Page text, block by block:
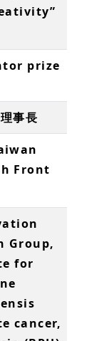
prize
事長
Front
Group,
for
cancer,